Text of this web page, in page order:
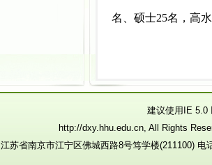
名、硕士25名 ， 高
建议使用IE 5.0
http://dxy.hhu.edu.cn, All Rights
江苏省南京市江宁区佛城西路8号笃学楼(211100)